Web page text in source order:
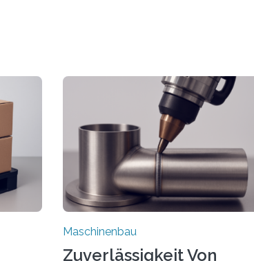
Maschinenbau
Zuverlässigkeit Von